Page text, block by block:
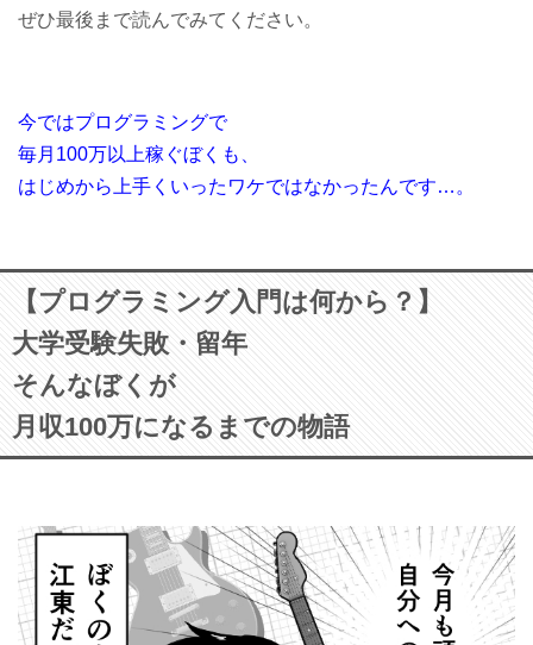
ぜひ最後まで読んでみてください。
今ではプログラミングで
毎月100万以上稼ぐぼくも、
はじめから上手くいったワケではなかったんです…。
【プログラミング入門は何から？】
大学受験失敗・留年
そんなぼくが
月収100万になるまでの物語